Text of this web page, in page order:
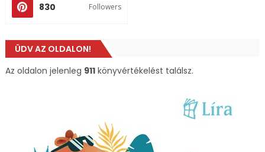
830 Followers
ÜDV AZ OLDALON!
Az oldalon jelenleg 911könyvértékelést találsz.